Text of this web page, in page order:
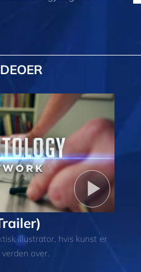
illustrator, hvis kunst er
over.